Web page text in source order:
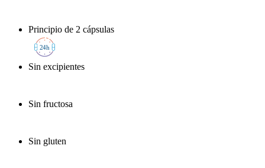
Principio de 2 cápsulas
24h
Sin excipientes
Sin fructosa
Sin gluten